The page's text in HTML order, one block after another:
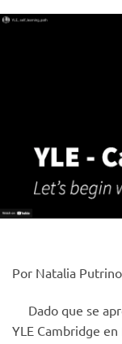
Por Natalia Putrino
Dado que se
YLE Cambridge